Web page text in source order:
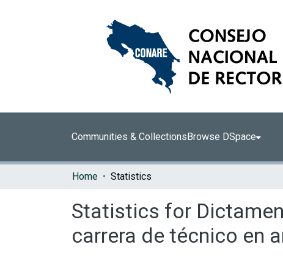
Communities & CollectionsBrowse DSpace
Home Statistics
Statistics for
carrera de técnico en